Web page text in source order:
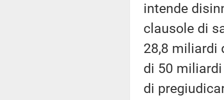
intende
clausole di
28,8 miliardi
di 50
di